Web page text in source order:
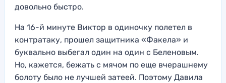
довольно быстро.
На 16-й минуте Виктор в одиночку полетел в
контратаку, прошел защитника «Факела» и
буквально выбегал один на один с Беленовым.
Но, кажется, бежать с мячом по еще вчерашнему
болоту было не лучшей затеей. Поэтому Давила